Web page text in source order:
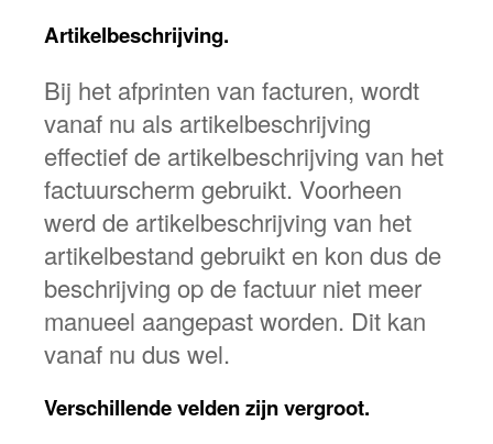
Artikelbeschrijving.
Bij het afprinten van facturen, wordt
vanaf nu als artikelbeschrijving
effectief de artikelbeschrijving van het
factuurscherm gebruikt. Voorheen
werd de artikelbeschrijving van het
artikelbestand gebruikt en kon dus de
beschrijving op de factuur niet meer
manueel aangepast worden. Dit kan
vanaf nu dus wel.
Verschillende velden zijn vergroot.